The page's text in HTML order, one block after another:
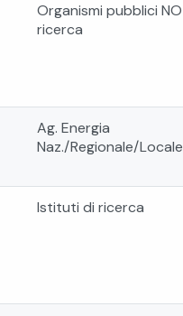
Organismi pubblici NO
ricerca
Ag. Energia
Naz./Regionale/Locale
Istituti di ricerca